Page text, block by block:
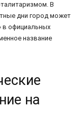
В
дни город может
в официальных
название
на